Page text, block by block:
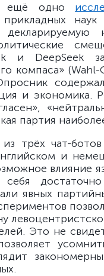
ещё одно
прикладных
и DeepSeek
компаса»
и экономика.
партия
из трёх чат-
и
влияние
себя
явных
Это не